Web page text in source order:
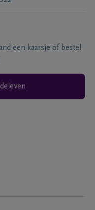
een kaarsje of bestel